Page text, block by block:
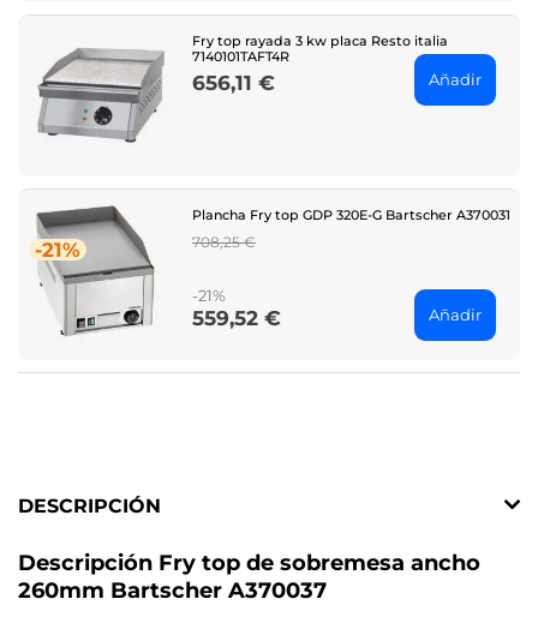
Fry top rayada 3 kw placa Resto italia
7140101TAFT4R
Price
656,11 € Añadir
-21%
Plancha Fry top GDP 320E-G Bartscher A370031
Regular
708,25 €
-21%
Price
559,52 € Añadir
DESCRIPCIÓN
Descripción Fry top de sobremesa ancho
260mm Bartscher A370037